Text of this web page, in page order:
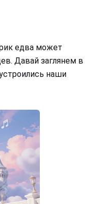
едва может
Давай заглянем в
наши